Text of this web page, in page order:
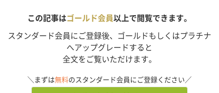
この記事はゴールド会員以上で閲覧できます。
スタンダード会員にご登録後、ゴールドもしくはプラチナ
へアップグレードすると
全文をご覧いただけます。
＼まずは無料のスタンダード会員にご登録ください／